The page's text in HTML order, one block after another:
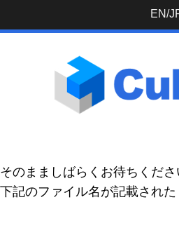
EN/
のまましばらくお待ちくださ
記のファイル名が記載された